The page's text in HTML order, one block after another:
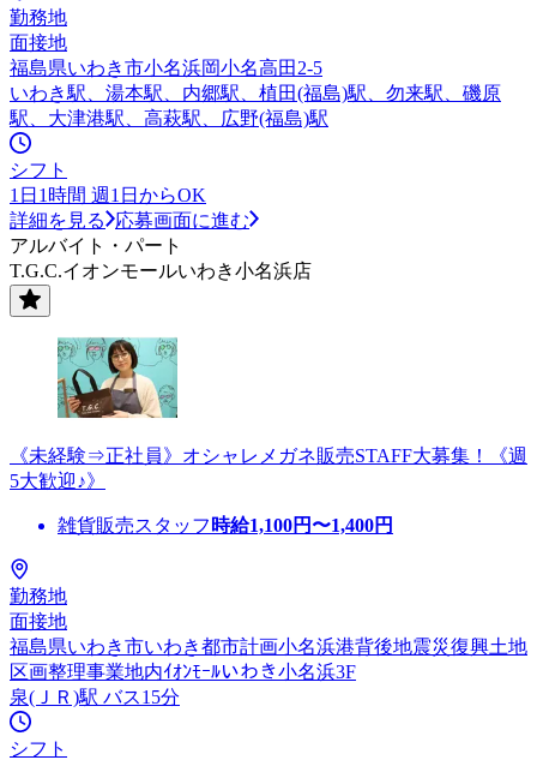
勤務地
面接地
福島県いわき市小名浜岡小名高田2-5
いわき駅、湯本駅、内郷駅、植田(福島)駅、勿来駅、磯原
駅、大津港駅、高萩駅、広野(福島)駅
シフト
1日1時間 週1日からOK
詳細を見る
応募画面に進む
アルバイト・パート
T.G.C.イオンモールいわき小名浜店
《未経験⇒正社員》オシャレメガネ販売STAFF大募集！《週
5大歓迎♪》
雑貨販売スタッフ 時給1,100円〜1,400円
勤務地
面接地
福島県いわき市いわき都市計画小名浜港背後地震災復興土地
区画整理事業地内ｲｵﾝﾓｰﾙいわき小名浜3F
泉(ＪＲ)駅 バス15分
シフト